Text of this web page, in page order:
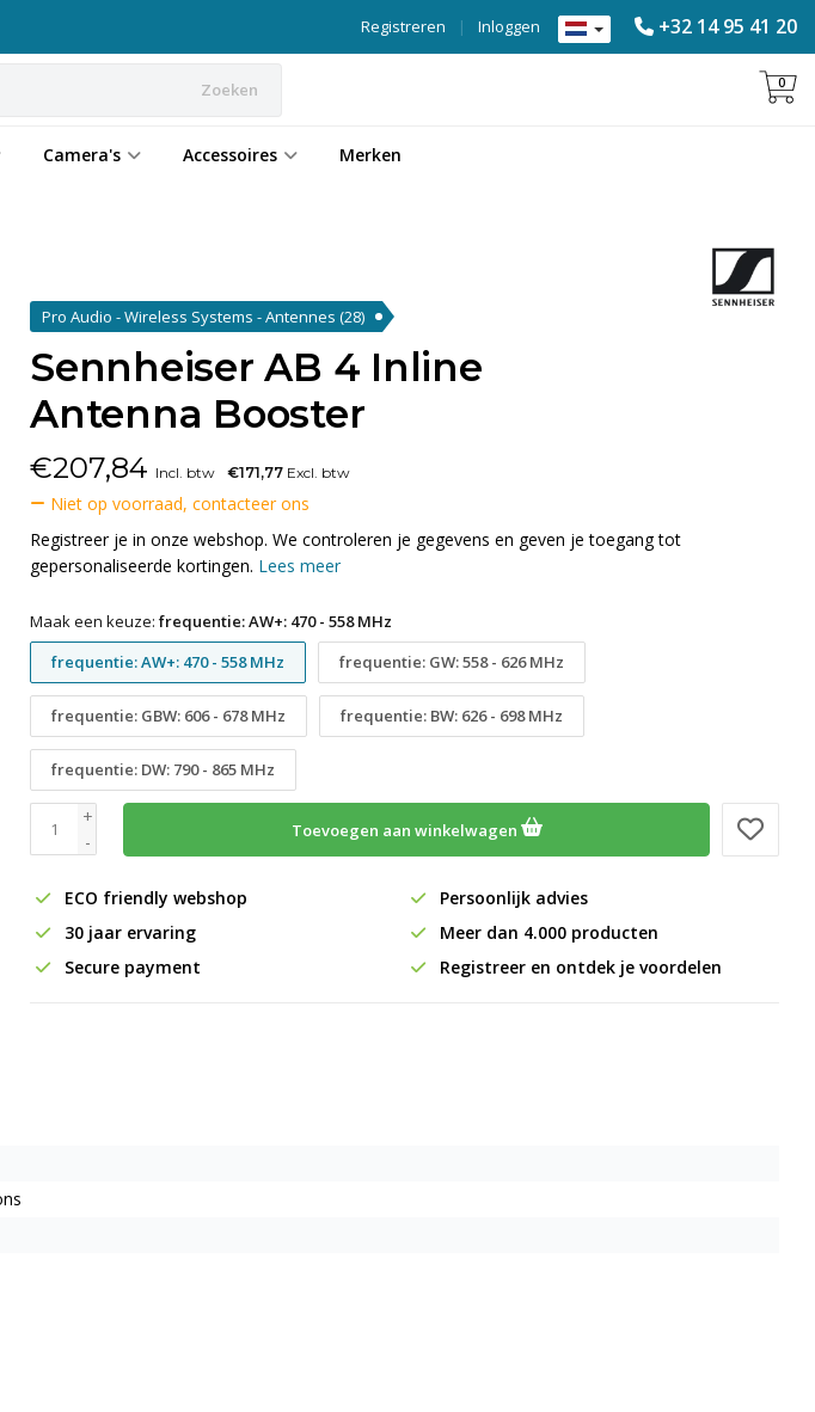
+32 14 95 41 20
Inloggen
|
Registreren
Zoeken 0
Camera's Accessoires Merken
Pro Audio - Wireless Systems - Antennes (28)
Sennheiser AB 4 Inline
Antenna Booster
€207,84 Incl. btw €171,77 Excl. btw
Niet op voorraad, contacteer ons
Registreer je in onze webshop. We controleren je gegevens en geven je toegang tot
gepersonaliseerde kortingen. Lees meer
Maak een keuze: frequentie: AW+: 470 - 558 MHz
frequentie: AW+: 470 - 558 MHz
frequentie: GW: 558 - 626 MHz
frequentie: GBW: 606 - 678 MHz frequentie: BW: 626 - 698 MHz
frequentie: DW: 790 - 865 MHz
+
-
Toevoegen aan winkelwagen
ECO friendly webshop
Persoonlijk advies
30 jaar ervaring
Meer dan 4.000 producten
Secure payment
Registreer en ontdek je voordelen